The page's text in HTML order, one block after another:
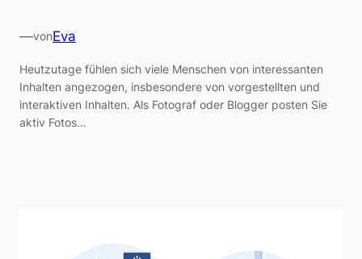
—vonEva
Heutzutage fühlen sich viele Menschen von interessanten
Inhalten angezogen, insbesondere von vorgestellten und
interaktiven Inhalten. Als Fotograf oder Blogger posten Sie
aktiv Fotos…